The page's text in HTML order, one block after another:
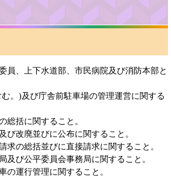
、上下水道部、市民病院及び消防本部と
。)及び庁舎前駐車場の管理運営に関する
括に関すること。
改廃並びに公布に関すること。
の総括並びに直接請求に関すること。
び公平委員会事務局に関すること。
運行管理に関すること。